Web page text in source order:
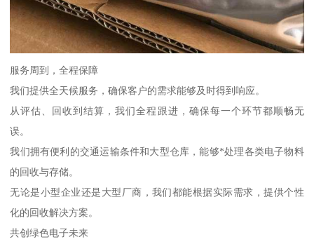
服务周到，全程保障
我们提供全天候服务，确保客户的需求能够及时得到响应。
从评估、回收到结算，我们全程跟进，确保每一个环节都顺畅无
误。
我们拥有便利的交通运输条件和大型仓库，能够*处理各类电子物料
的回收与存储。
无论是小型企业还是大型厂商，我们都能根据实际需求，提供个性
化的回收解决方案。
共创绿色电子未来